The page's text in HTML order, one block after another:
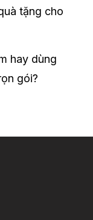
tặng cho
hay dùng
gói?